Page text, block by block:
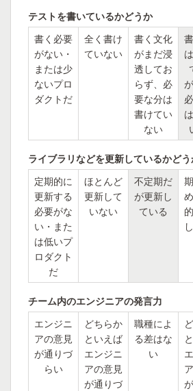
テストを書いているかどうか
書く必要
がない・
または少
ないプロ
ダクトだ
全く書け
ていない
書く文化
がまだ浸
透してお
らず、必
要な分は
書けてい
ない
ライブラリなどを更新しているかど
定期的に
更新する
必要がな
い・また
は低いプ
ロダクト
だ
ほとんど
更新して
いない
不定期だ
が更新し
ている
チーム内のエンジニアの発言力
エンジニ
アの意見
が通りづ
らい
どちらか
といえば
エンジニ
アの意見
が通りづ
職種によ
る差はな
い